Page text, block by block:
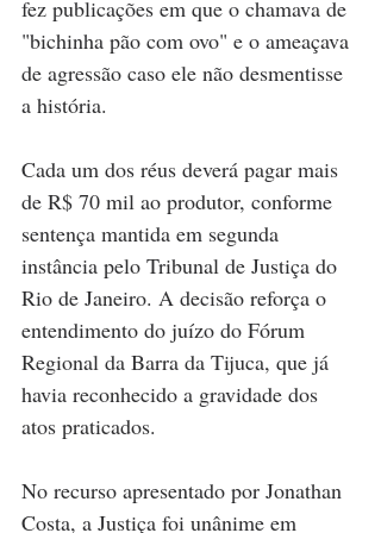
fez publicações em que o chamava de
"bichinha pão com ovo" e o ameaçava
de agressão caso ele não desmentisse
a história.
Cada um dos réus deverá pagar mais
de R$ 70 mil ao produtor, conforme
sentença mantida em segunda
instância pelo Tribunal de Justiça do
Rio de Janeiro. A decisão reforça o
entendimento do juízo do Fórum
Regional da Barra da Tijuca, que já
havia reconhecido a gravidade dos
atos praticados.
No recurso apresentado por Jonathan
Costa, a Justiça foi unânime em